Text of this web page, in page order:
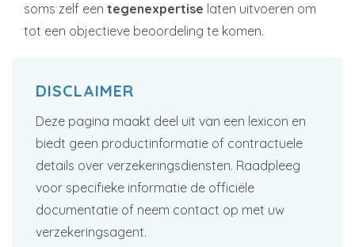
soms zelf een tegenexpertise laten uitvoeren om
tot een objectieve beoordeling te komen.
DISCLAIMER
Deze pagina maakt deel uit van een lexicon en
biedt geen productinformatie of contractuele
details over verzekeringsdiensten. Raadpleeg
voor specifieke informatie de officiële
documentatie of neem contact op met uw
verzekeringsagent.